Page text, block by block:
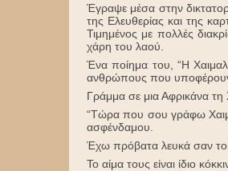
Έγραψε μέσα στην
της Ελευθερίας και της
Τιμημένος με πολλές
χάρη του λαού.
Ένα ποίημα του, “Η
ανθρώπους που
Γράμμα σε μια Αφρικάνα τη
“Τώρα που σου γράφω
ασφένδαμου.
Έχω πρόβατα λευκά σαν
Το αίμα τους είναι ίδιο